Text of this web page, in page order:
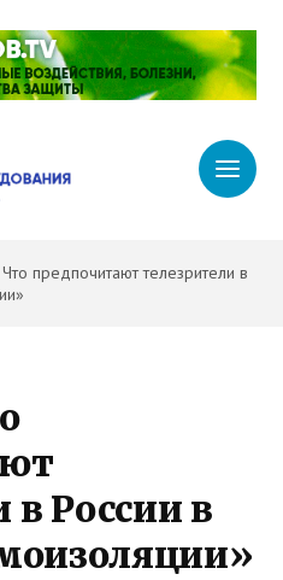
предпочитают телезрители в
в России в